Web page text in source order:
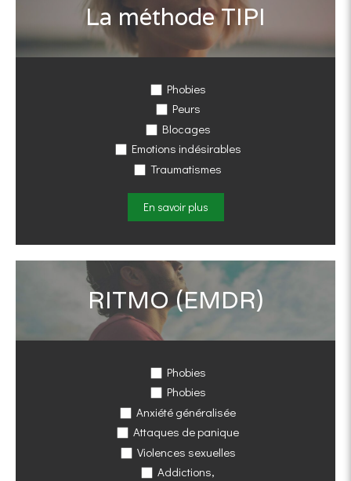
La méthode TIPI
Phobies
Peurs
Blocages
Emotions indésirables
Traumatismes
En savoir plus
RITMO (EMDR)
Phobies
Phobies
Anxiété généralisée
Attaques de panique
Violences sexuelles
Addictions,